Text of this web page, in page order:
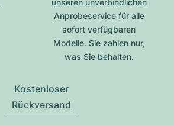
unseren unverbindlichen
Anprobeservice für alle
sofort verfügbaren
Modelle. Sie zahlen nur,
was Sie behalten.
Kostenloser
Rückversand